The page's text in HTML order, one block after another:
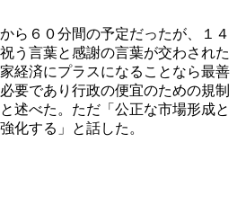
ら６０分間の予定だったが、１４
う言葉と感謝の言葉が交わされた
経済にプラスになることなら最善
要であり行政の便宜のための規制
述べた。ただ「公正な市場形成と
化する」と話した。